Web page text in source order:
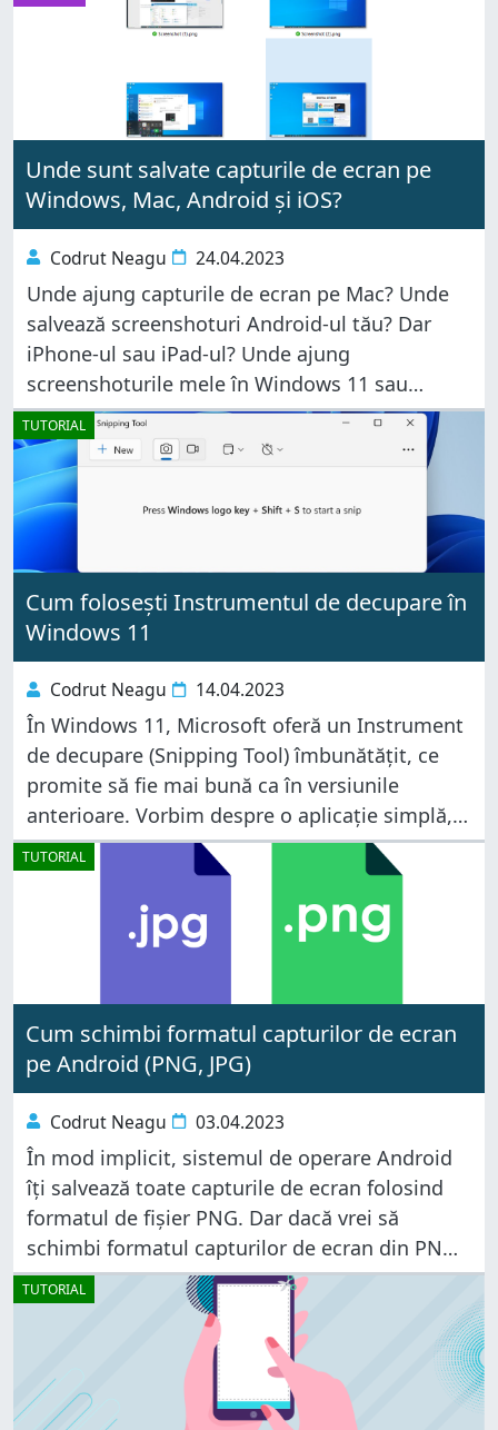
ecran
Unde sunt salvate capturile de ecran pe
Windows, Mac, Android și iOS?
Codrut Neagu 24.04.2023
Unde ajung capturile de ecran pe Mac? Unde
salvează screenshoturi Android-ul tău? Dar
iPhone-ul sau iPad-ul? Unde ajung
screenshoturile mele în Windows 11 sau
Windows 10? Răspunsurile acestor întrebări nu
sunt întotdeauna simple, mai ales dacă ai
început să faci
TUTORIAL
Cum folosești Instrumentul de decupare în
Windows 11
Codrut Neagu 14.04.2023
În Windows 11, Microsoft oferă un Instrument
de decupare (Snipping Tool) îmbunătățit, ce
promite să fie mai bună ca în versiunile
anterioare. Vorbim despre o aplicație simplă,
cu care mulți utilizatori sunt deja familiari,
însă unele dintre caracteristicile sale noi
TUTORIAL
Cum schimbi formatul capturilor de ecran
pe Android (PNG, JPG)
Codrut Neagu 03.04.2023
În mod implicit, sistemul de operare Android
îți salvează toate capturile de ecran folosind
formatul de fișier PNG. Dar dacă vrei să
schimbi formatul capturilor de ecran din PNG
în JPG? Sau dacă producătorul telefonului tău a
schimbat acest comportament
TUTORIAL